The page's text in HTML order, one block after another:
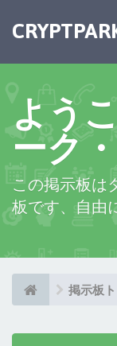
よう
ーク
この掲示板は
板です、自由
掲示板